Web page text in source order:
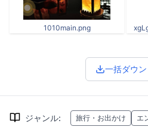
1010main.png
一括ダウ
ジャンル: 旅行・お出かけ エ